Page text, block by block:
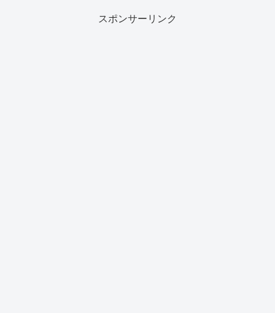
スポンサーリンク